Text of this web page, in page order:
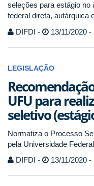
seleções para estágio no
federal direta, autárquica
DIFDI -
13/11/2020 -
LEGISLAÇÃO
UFU para
seletivo
Normatiza o Processo
pela Universidade
DIFDI -
13/11/2020 -